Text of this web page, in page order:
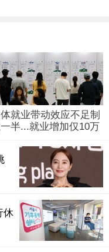
就业带动效应不足制
半...就业增加仅10万
休